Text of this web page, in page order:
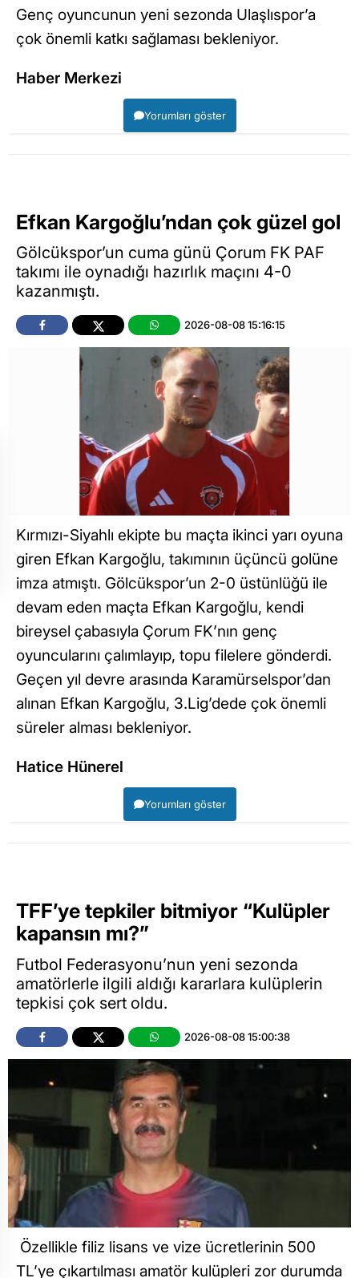
Genç oyuncunun yeni sezonda Ulaşlıspor’a
çok önemli katkı sağlaması bekleniyor.
Haber Merkezi
Yorumları göster
Efkan Kargoğlu’ndan çok güzel gol
Gölcükspor’un cuma günü Çorum FK PAF
takımı ile oynadığı hazırlık maçını 4-0
kazanmıştı.
2026-08-08 15:16:15
Kırmızı-Siyahlı ekipte bu maçta ikinci yarı oyuna
giren Efkan Kargoğlu, takımının üçüncü golüne
imza atmıştı. Gölcükspor’un 2-0 üstünlüğü ile
devam eden maçta Efkan Kargoğlu, kendi
bireysel çabasıyla Çorum FK’nın genç
oyuncularını çalımlayıp, topu filelere gönderdi.
Geçen yıl devre arasında Karamürselspor’dan
alınan Efkan Kargoğlu, 3.Lig’dede çok önemli
süreler alması bekleniyor.
Hatice Hünerel
Yorumları göster
TFF’ye tepkiler bitmiyor “Kulüpler
kapansın mı?”
Futbol Federasyonu’nun yeni sezonda
amatörlerle ilgili aldığı kararlara kulüplerin
tepkisi çok sert oldu.
2026-08-08 15:00:38
Özellikle filiz lisans ve vize ücretlerinin 500
TL’ye çıkartılması amatör kulüpleri zor durumda